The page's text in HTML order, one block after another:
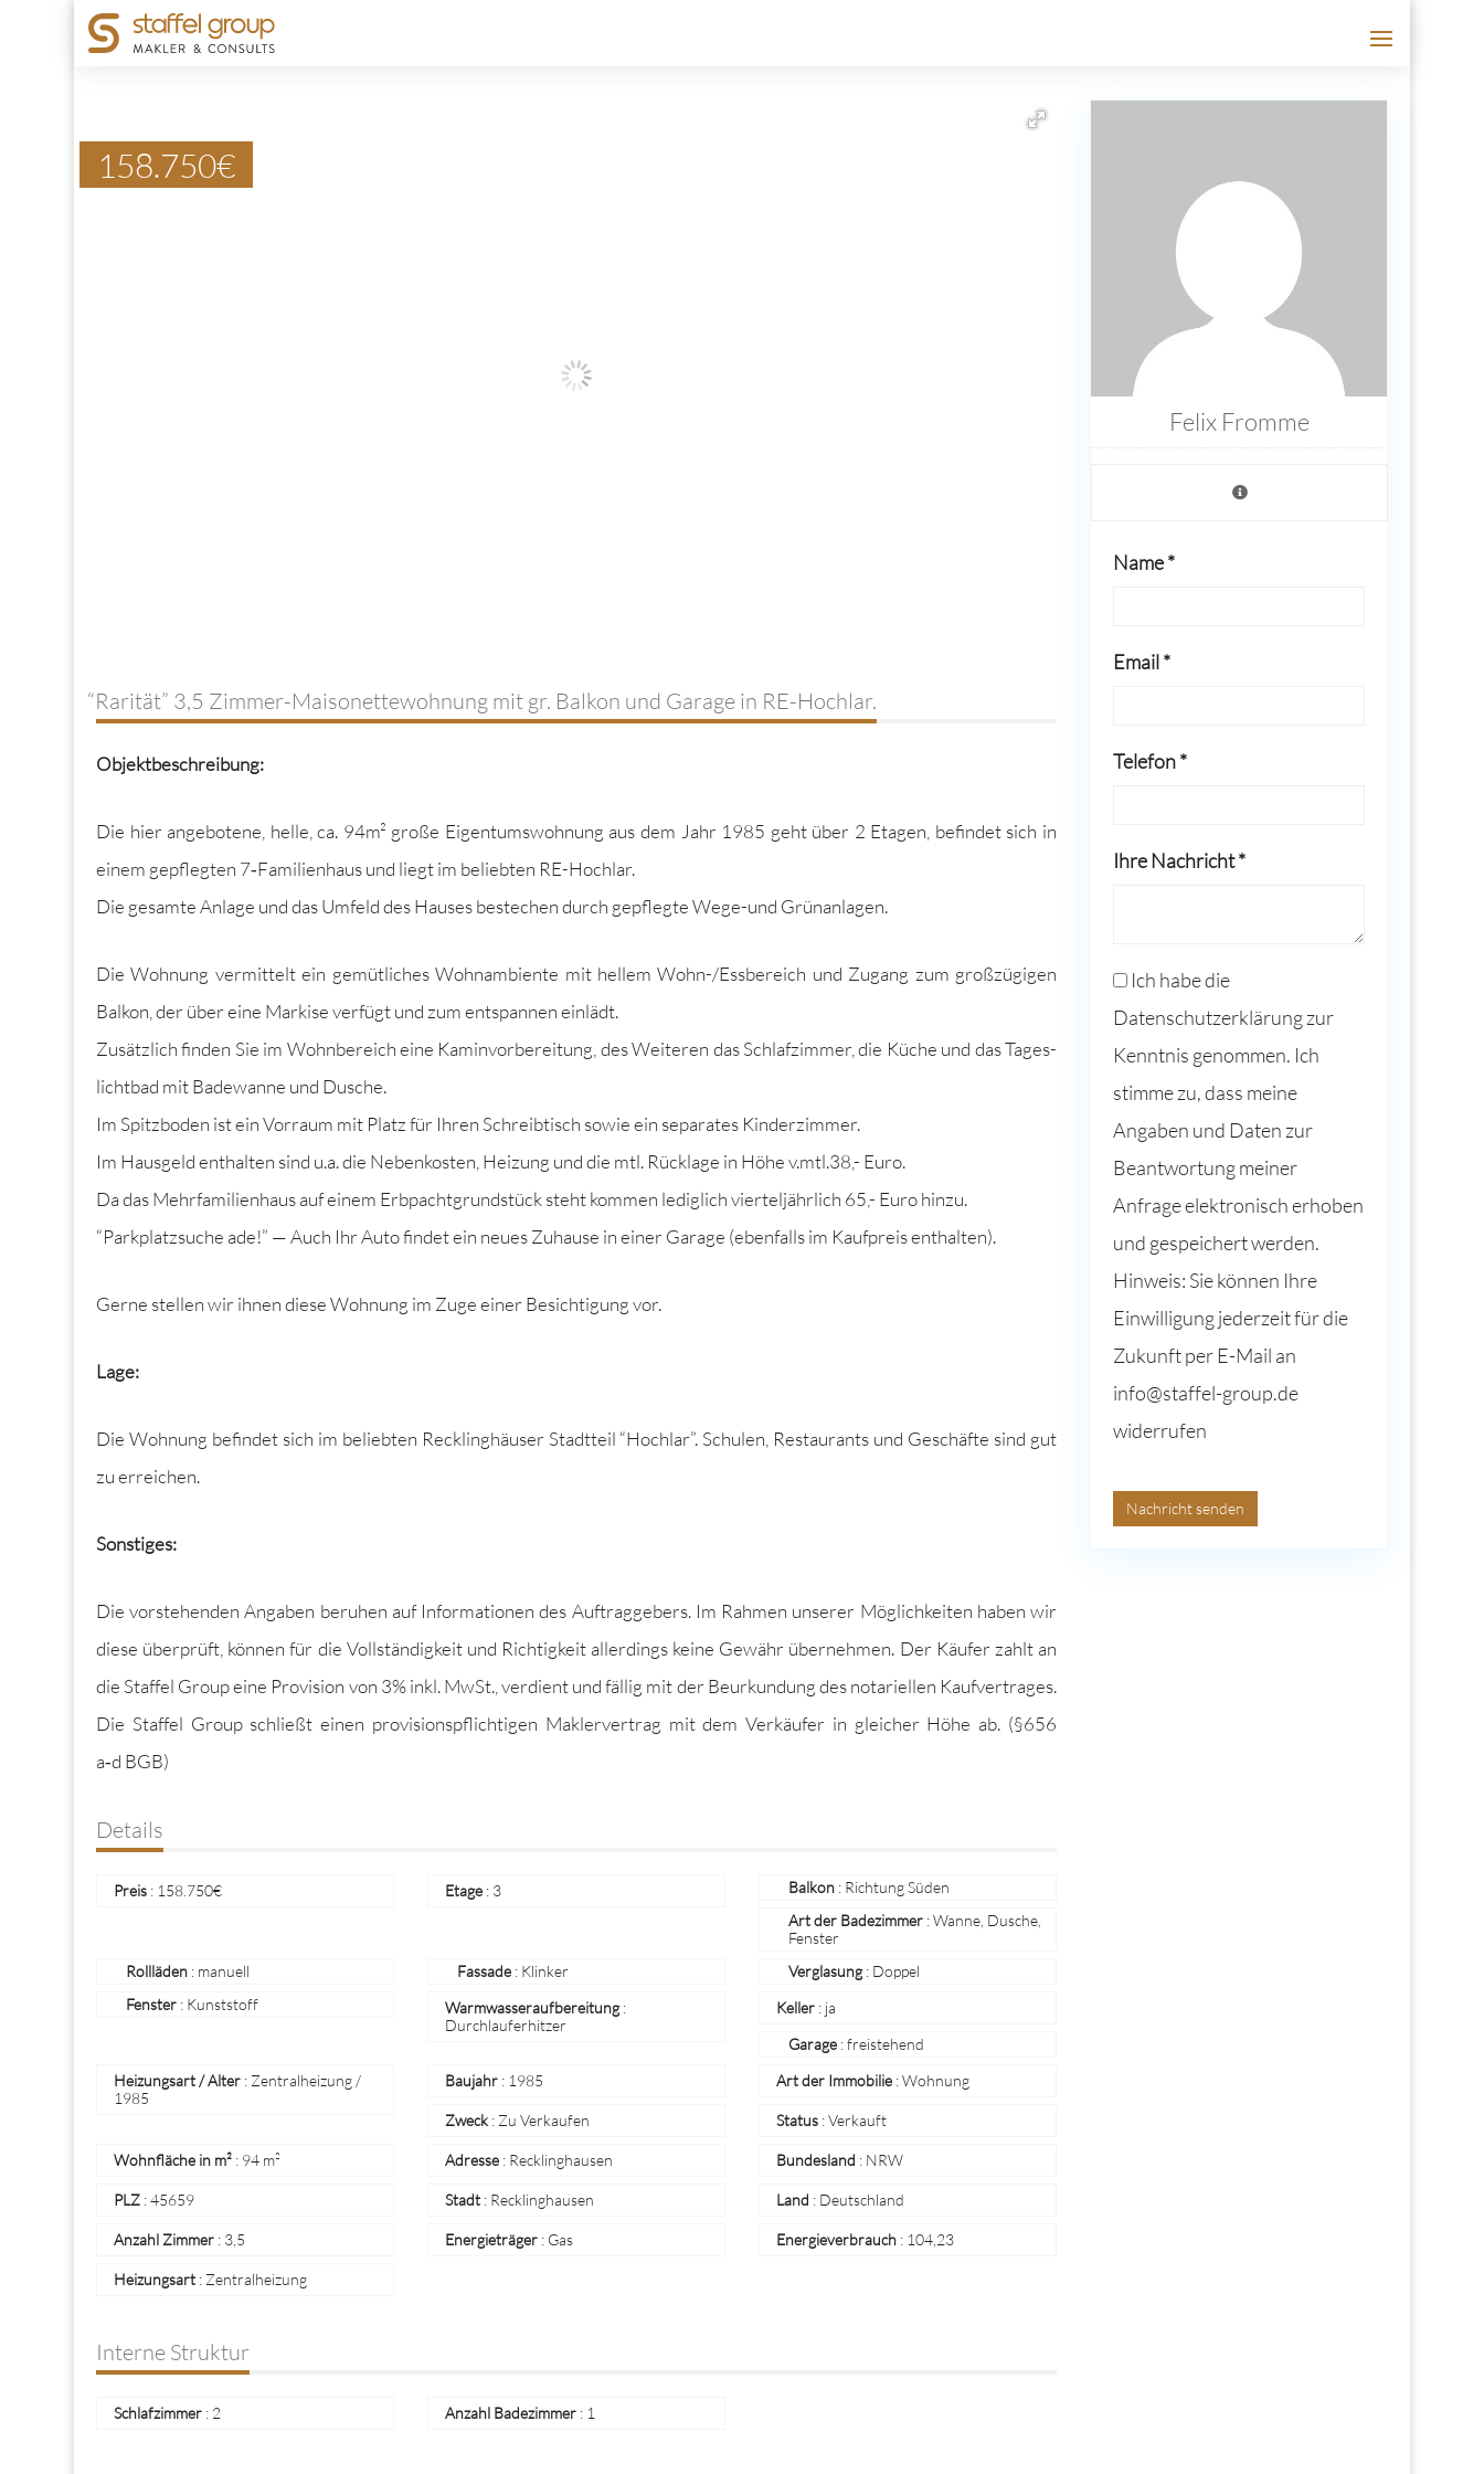
158.750€
“Rarität” 3,5 Zimmer-Maisonettewohnung mit gr. Balkon und Garage in RE-Hochlar.
Objek­tbeschrei­bung:
Die hier ange­botene, helle, ca. 94m² große Eigen­tumswoh­nung aus dem Jahr 1985 geht über 2 Eta­gen, befind­et sich in
einem gepflegten 7‑Familienhaus und liegt im beliebten RE-Hochlar.
Die gesamte Anlage und das Umfeld des Haus­es bestechen durch gepflegte Wege-und Grünanlagen.
Die Woh­nung ver­mit­telt ein gemütlich­es Wohnam­bi­ente mit hellem Wohn-/Ess­bere­ich und Zugang zum großzügi­gen
Balkon, der über eine Markise ver­fügt und zum entspan­nen einlädt.
Zusät­zlich find­en Sie im Wohn­bere­ich eine Kam­in­vor­bere­itung, des Weit­eren das Schlafz­im­mer, die Küche und das Tages­
licht­bad mit Bade­wanne und Dusche.
Im Spitz­bo­den ist ein Vor­raum mit Platz für Ihren Schreibtisch sowie ein sep­a­rates Kinderzimmer.
Im Haus­geld enthal­ten sind u.a. die Nebenkosten, Heizung und die mtl. Rück­lage in Höhe v.mtl.38,- Euro.
Da das Mehrfam­i­lien­haus auf einem Erb­pacht­grund­stück ste­ht kom­men lediglich vierteljährlich 65,- Euro hinzu.
“Park­platz­suche ade!” — Auch Ihr Auto find­et ein neues Zuhause in ein­er Garage (eben­falls im Kauf­preis enthalten).
Gerne stellen wir ihnen diese Woh­nung im Zuge ein­er Besich­ti­gung vor.
Lage:
Die Woh­nung befind­et sich im beliebten Reck­linghäuser Stadt­teil “Hochlar”. Schulen, Restau­rants und Geschäfte sind gut
zu erreichen.
Son­stiges:
Die vorste­hen­den Angaben beruhen auf Infor­ma­tio­nen des Auf­tragge­bers. Im Rah­men unser­er Möglichkeit­en haben wir
diese über­prüft, kön­nen für die Voll­ständigkeit und Richtigkeit allerd­ings keine Gewähr übernehmen. Der Käufer zahlt an
die Staffel Group eine Pro­vi­sion von 3% inkl. MwSt., ver­di­ent und fäl­lig mit der Beurkun­dung des notariellen Kaufver­trages.
Die Staffel Group schließt einen pro­vi­sion­spflichti­gen Mak­lerver­trag mit dem Verkäufer in gle­ich­er Höhe ab. (§656
a‑d BGB)
Details
Preis : 158.750€ Etage : 3 Balkon: Richtung Süden
Art der Badezimmer: Wanne, Dusche,
Fenster
Rollläden : manuell Fassade: Klinker Verglasung: Doppel
Fenster : Kunststoff Warmwasseraufbereitung :
Durchlauferhitzer
Keller : ja
Garage: freistehend
Heizungsart / Alter : Zentralheizung /
1985
Baujahr : 1985 Art der Immobilie :Wohnung
Zweck : Zu Verkaufen Status :Verkauft
Wohnfläche in m² : 94 m² Adresse : Recklinghausen Bundesland : NRW
PLZ :45659 Stadt : Recklinghausen Land : Deutschland
Anzahl Zimmer : 3,5 Energieträger : Gas Energieverbrauch : 104,23
Heizungsart : Zentralheizung
Interne Struktur
Schlafzimmer : 2 Anzahl Badezimmer : 1
Felix Fromme
Name *
Email *
Telefon *
Ihre Nachricht *
Ich habe die
Datenschutzerklärung zur
Kenntnis genommen. Ich
stimme zu, dass meine
Angaben und Daten zur
Beantwortung meiner
Anfrage elektronisch erhoben
und gespeichert werden.
Hinweis: Sie können Ihre
Einwilligung jederzeit für die
Zukunft per E-Mail an
info@staffel-group.de
widerrufen
Nachricht senden